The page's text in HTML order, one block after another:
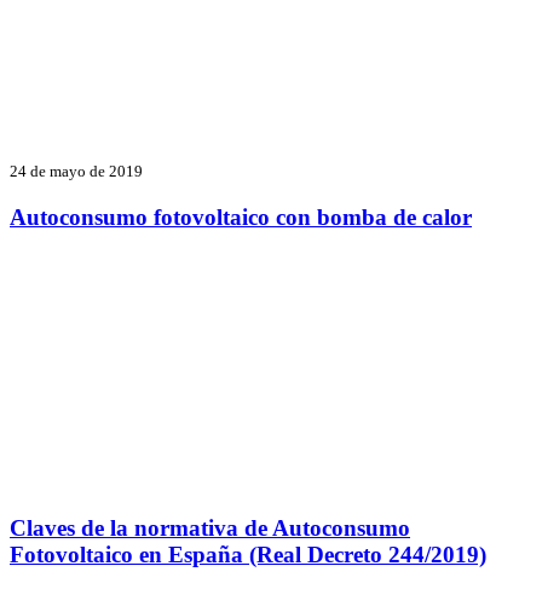
24 de mayo de 2019
Autoconsumo fotovoltaico con bomba de calor
Claves de la normativa de Autoconsumo
Fotovoltaico en España (Real Decreto 244/2019)